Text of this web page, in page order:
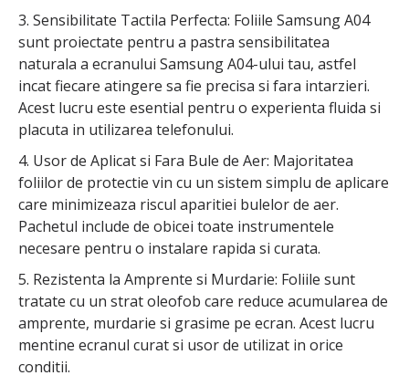
3. Sensibilitate Tactila Perfecta: Foliile Samsung A04
sunt proiectate pentru a pastra sensibilitatea
naturala a ecranului Samsung A04-ului tau, astfel
incat fiecare atingere sa fie precisa si fara intarzieri.
Acest lucru este esential pentru o experienta fluida si
placuta in utilizarea telefonului.
4. Usor de Aplicat si Fara Bule de Aer: Majoritatea
foliilor de protectie vin cu un sistem simplu de aplicare
care minimizeaza riscul aparitiei bulelor de aer.
Pachetul include de obicei toate instrumentele
necesare pentru o instalare rapida si curata.
5. Rezistenta la Amprente si Murdarie: Foliile sunt
tratate cu un strat oleofob care reduce acumularea de
amprente, murdarie si grasime pe ecran. Acest lucru
mentine ecranul curat si usor de utilizat in orice
conditii.